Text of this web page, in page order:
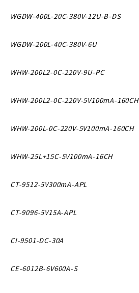
WGDW-400L-20C-380V-12U-B-DS
WGDW-200L-40C-380V-6U
WHW-200L2-0C-220V-9U-PC
WHW-200L2-0C-220V-5V100mA-160CH
WHW-200L-0C-220V-5V100mA-160CH
WHW-25L+15C-5V100mA-16CH
CT-9512-5V300mA-APL
CT-9096-5V15A-APL
CI-9501-DC-30A
CE-6012B-6V600A-S